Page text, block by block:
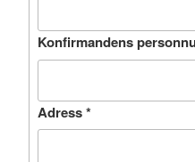
Konfirmandens
Adress*